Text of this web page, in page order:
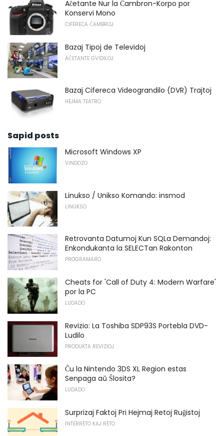
Aĉetante Nur la Ĉambron-Korpo por
Konservi Mono
CIFERECA ĈAMBROJ
Bazaj Tipoj de Televidoj
AĈETANTE GVIDILOJ
Bazaj Cifereca Videograndilo (DVR) Trajtoj
HEJMA TEATRO
Sapid posts
Microsoft Windows XP
VINDOZO
Linukso / Unikso Komando: insmod
LINUKSO
Retrovanta Datumoj Kun SQLa Demandoj:
Enkondukanta la SELECTan Rakonton
PROGRAMARO
Cheats for 'Call of Duty 4: Modern Warfare'
por la PC
LUDADO
Revizio: La Toshiba SDP93S Portebla DVD-
Ludilo
PRODUKTA REVIZIOJ
Ĉu la Nintendo 3DS XL Region estas
Senpaga aŭ Ŝlosita?
LUDADO
Surprizaj Faktoj Pri Hejmaj Retoj Ruĝistoj
INTERRETO KAJ RETO